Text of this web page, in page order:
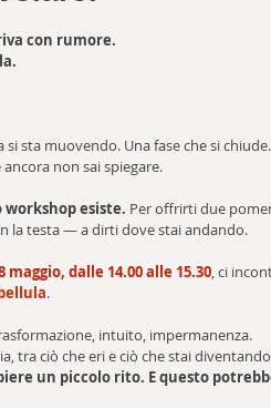
su 5.
con rumore.
sta muovendo. Una fase che si
non sai spiegare.
workshop esiste. Per offrirti due
la testa — a dirti dove stai andando.
maggio, dalle 14.00 alle 15.30, ci
.
intuito, impermanenza.
tra ciò che eri e ciò che stai
un piccolo rito. E questo